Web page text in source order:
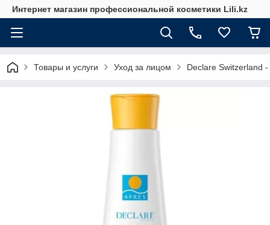
Интернет магазин профессиональной косметики Lili.kz
Товары и услуги Уход за лицом Declare Switzerland